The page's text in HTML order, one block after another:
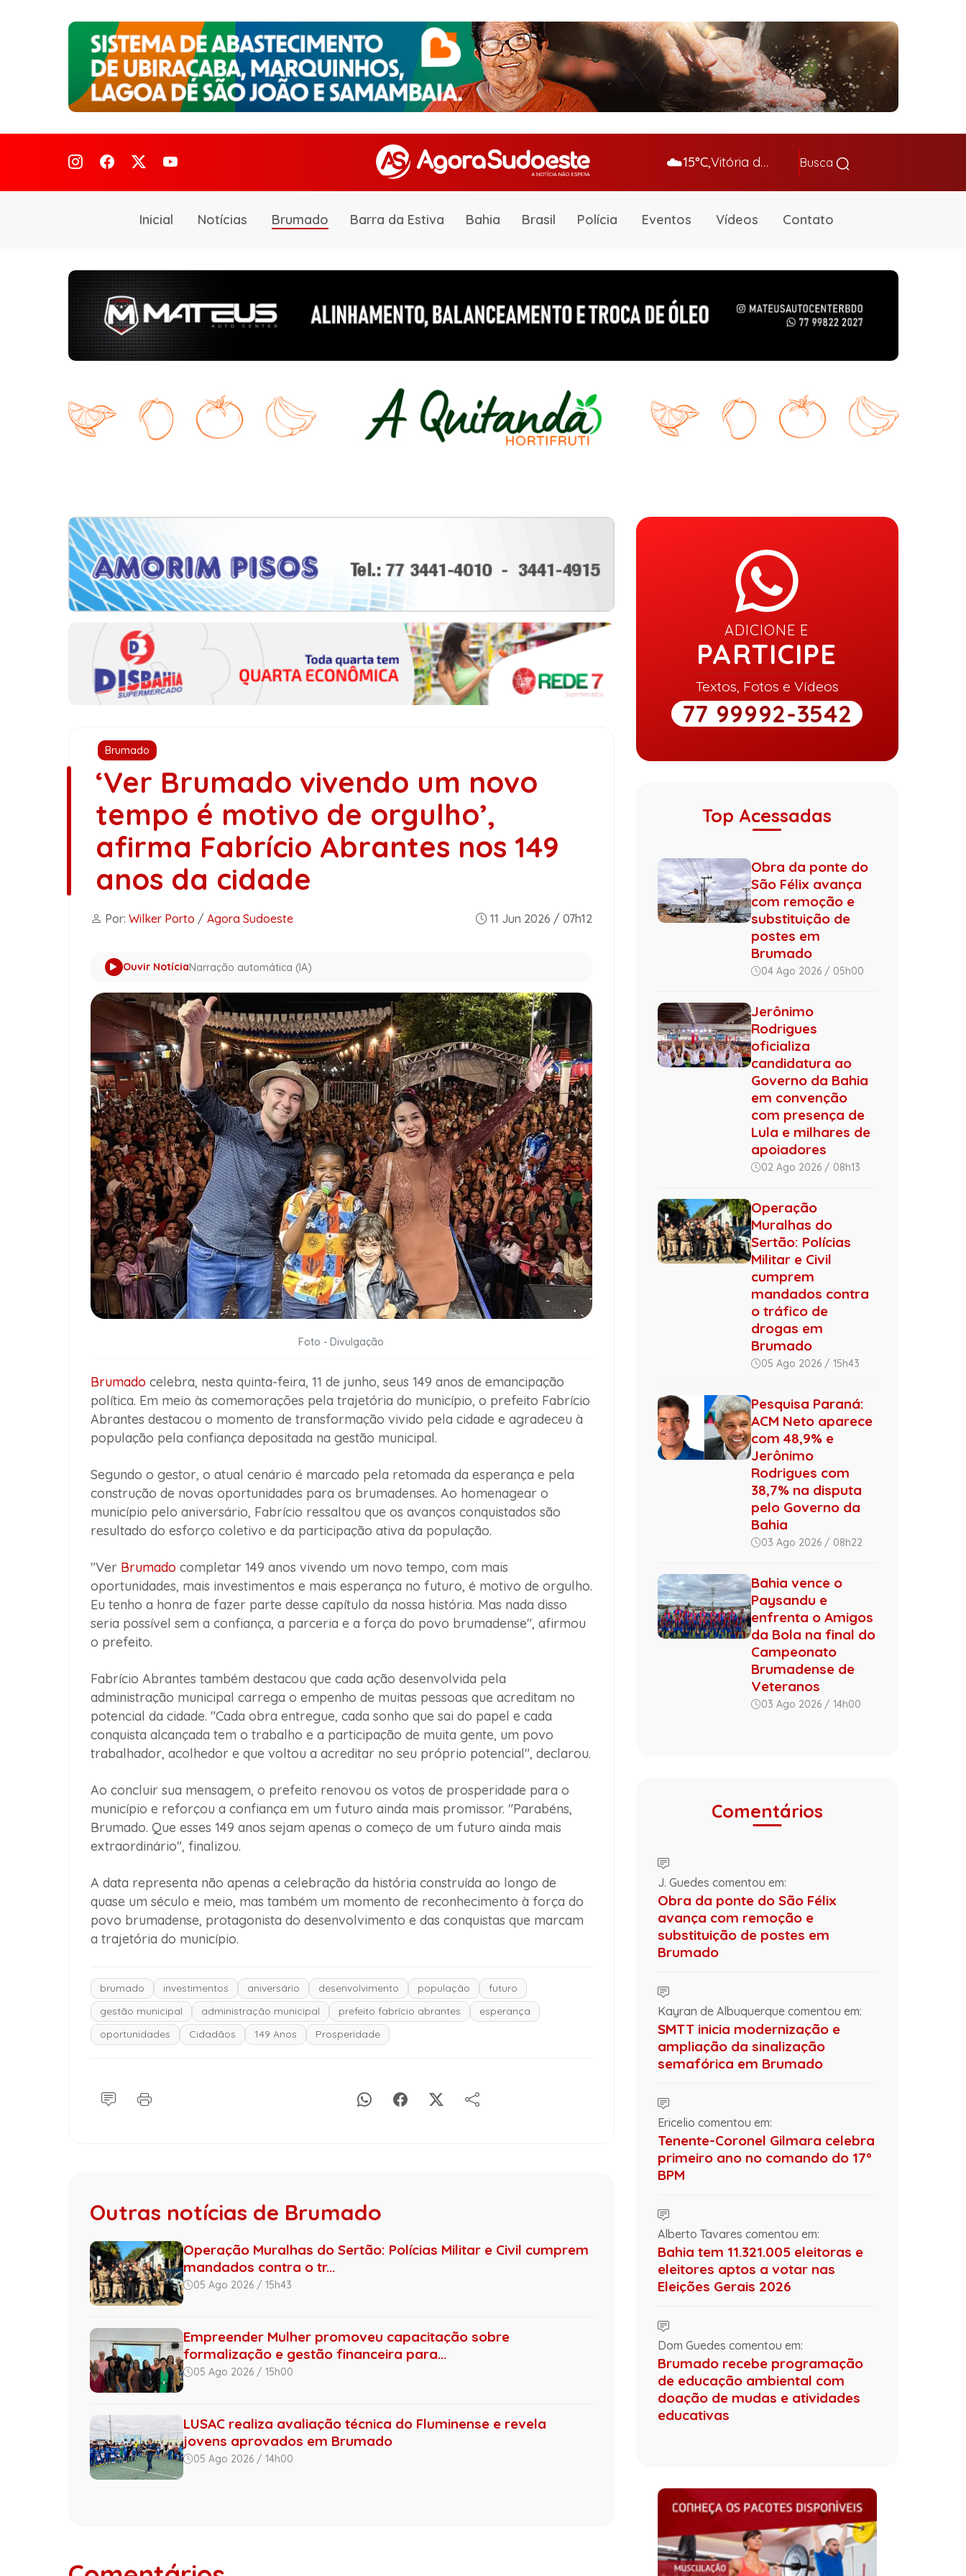
☁️15°C, Vitória da Conq… Busca
Inicial Notícias Brumado Barra da Estiva Bahia Brasil Polícia Eventos Vídeos Contato
Brumado
‘Ver Brumado vivendo um novo
tempo é motivo de orgulho’,
afirma Fabrício Abrantes nos 149
anos da cidade
Por: Wilker Porto / Agora Sudoeste 11 Jun 2026 / 07h12
Ouvir NotíciaNarração automática (IA)
Foto - Divulgação
Brumado celebra, nesta quinta-feira, 11 de junho, seus 149 anos de emancipação
política. Em meio às comemorações pela trajetória do município, o prefeito Fabrício
Abrantes destacou o momento de transformação vivido pela cidade e agradeceu à
população pela confiança depositada na gestão municipal.
Segundo o gestor, o atual cenário é marcado pela retomada da esperança e pela
construção de novas oportunidades para os brumadenses. Ao homenagear o
município pelo aniversário, Fabrício ressaltou que os avanços conquistados são
resultado do esforço coletivo e da participação ativa da população.
"Ver Brumado completar 149 anos vivendo um novo tempo, com mais
oportunidades, mais investimentos e mais esperança no futuro, é motivo de orgulho.
Eu tenho a honra de fazer parte desse capítulo da nossa história. Mas nada disso
seria possível sem a confiança, a parceria e a força do povo brumadense", afirmou
o prefeito.
Fabrício Abrantes também destacou que cada ação desenvolvida pela
administração municipal carrega o empenho de muitas pessoas que acreditam no
potencial da cidade. "Cada obra entregue, cada sonho que sai do papel e cada
conquista alcançada tem o trabalho e a participação de muita gente, um povo
trabalhador, acolhedor e que voltou a acreditar no seu próprio potencial", declarou.
Ao concluir sua mensagem, o prefeito renovou os votos de prosperidade para o
município e reforçou a confiança em um futuro ainda mais promissor. "Parabéns,
Brumado. Que esses 149 anos sejam apenas o começo de um futuro ainda mais
extraordinário", finalizou.
A data representa não apenas a celebração da história construída ao longo de
quase um século e meio, mas também um momento de reconhecimento à força do
povo brumadense, protagonista do desenvolvimento e das conquistas que marcam
a trajetória do município.
brumado investimentos aniversário desenvolvimento população
futuro
gestão municipal
administração municipal prefeito fabrício abrantes
esperança
oportunidades
Cidadãos 149 Anos Prosperidade
Outras notícias de Brumado
Operação Muralhas do Sertão: Polícias Militar e Civil cumprem
mandados contra o tr...
05 Ago 2026 / 15h43
Empreender Mulher promoveu capacitação sobre
formalização e gestão financeira para...
05 Ago 2026 / 15h00
LUSAC realiza avaliação técnica do Fluminense e revela
jovens aprovados em Brumado
05 Ago 2026 / 14h00
ADICIONE E
PARTICIPE
Textos, Fotos e Vídeos
77 99992-3542
Top Acessadas
Obra da ponte do
São Félix avança
com remoção e
substituição de
postes em
Brumado
04 Ago 2026 / 05h00
Jerônimo
Rodrigues
oficializa
candidatura ao
Governo da Bahia
em convenção
com presença de
Lula e milhares de
apoiadores
02 Ago 2026 / 08h13
Operação
Muralhas do
Sertão: Polícias
Militar e Civil
cumprem
mandados contra
o tráfico de
drogas em
Brumado
05 Ago 2026 / 15h43
Pesquisa Paraná:
ACM Neto aparece
com 48,9% e
Jerônimo
Rodrigues com
38,7% na disputa
pelo Governo da
Bahia
03 Ago 2026 / 08h22
Bahia vence o
Paysandu e
enfrenta o Amigos
da Bola na final do
Campeonato
Brumadense de
Veteranos
03 Ago 2026 / 14h00
Comentários
J. Guedes comentou em:
Obra da ponte do São Félix
avança com remoção e
substituição de postes em
Brumado
Kayran de Albuquerque comentou em:
SMTT inicia modernização e
ampliação da sinalização
semafórica em Brumado
Ericelio comentou em:
Tenente-Coronel Gilmara celebra
primeiro ano no comando do 17º
BPM
Alberto Tavares comentou em:
Bahia tem 11.321.005 eleitoras e
eleitores aptos a votar nas
Eleições Gerais 2026
Dom Guedes comentou em:
Brumado recebe programação
de educação ambiental com
doação de mudas e atividades
educativas